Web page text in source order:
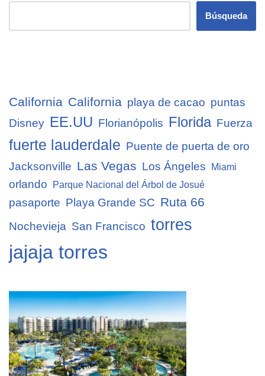
Búsqueda
California California playa de cacao puntas
Disney EE.UU Florianópolis Florida Fuerza
fuerte lauderdale Puente de puerta de oro
Jacksonville Las Vegas Los Ángeles Miami
orlando Parque Nacional del Árbol de Josué
pasaporte Playa Grande SC Ruta 66
Nochevieja San Francisco torres
jajaja torres